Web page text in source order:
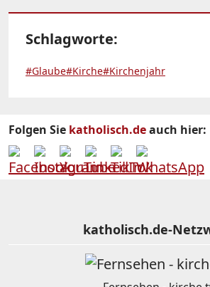
Schlagworte:
#Glaube#Kirche#Kirchenjahr
Folgen Sie katholisch.deauch hier:
katholisch.de-